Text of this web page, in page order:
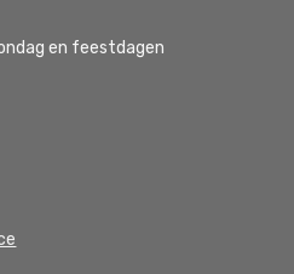
en feestdagen